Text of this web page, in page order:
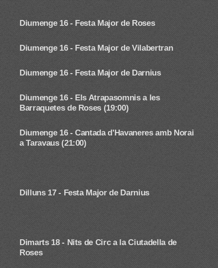
Diumenge 16 - Festa Major de Roses
Diumenge 16 - Festa Major de Vilabertran
Diumenge 16 - Festa Major de Darnius
Diumenge 16 - Els Atrapasomnis a les
Barraquetes de Roses (19:00)
Diumenge 16 - Cantada d'Havaneres amb Norai
a Taravaus (21:00)
Dilluns 17 - Festa Major de Darnius
Dimarts 18 - Nits de Circ a la Ciutadella de
Roses